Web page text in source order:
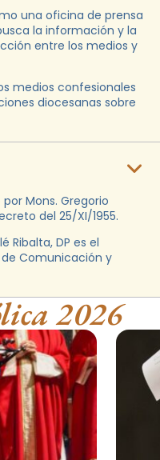
una oficina de prensa
la información y la
entre los medios y
medios confesionales
diocesanas sobre
Mons. Gregorio
del 25/XI/1955.
Ribalta, DP es el
Comunicación y
2026